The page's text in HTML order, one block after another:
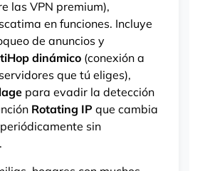
las VPN premium),
en funciones. Incluye
de anuncios y
dinámico (conexión a
que tú eliges),
para evadir la detección
Rotating IP que cambia
sin